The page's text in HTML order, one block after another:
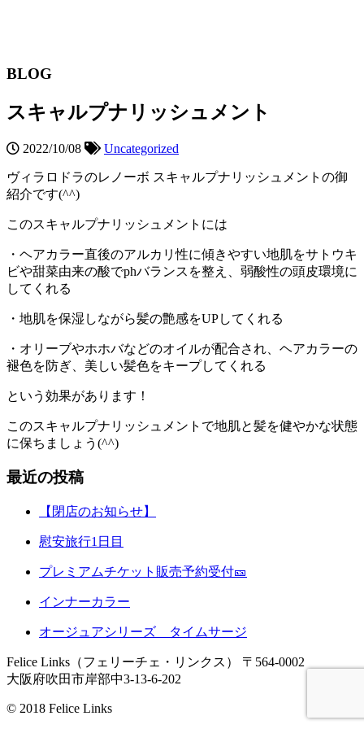
BLOG
スキャルプナリッシュメント
2022/10/08 Uncategorized
ヴィラロドラのレノーボ スキャルプナリッシュメントの御
紹介です(^^)
このスキャルプナリッシュメントには
・ヘアカラー直後のアルカリ性に傾きやすい地肌をサトウキ
ビや甜菜由来の酸でphバランスを整え、弱酸性の頭皮環境に
してくれる
・地肌を保湿しながら髪の艶感をUPしてくれる
・オリーブやホホバなどのオイルが配合され、ヘアカラーの
褪色を防ぎ、美しい髪色をキープしてくれる
という効果があります！
このスキャルプナリッシュメントで地肌と髪を健やかな状態
に保ちましょう(^^)
最近の投稿
【閉店のお知らせ】
慰安旅行1日目
プレミアムチケット販売予約受付🎫
インナーカラー
オージュアシリーズ タイムサージ
Felice Links（フェリーチェ・リンクス）
〒564-0002
大阪府吹田市岸部中3-13-6-202
© 2018 Felice Links